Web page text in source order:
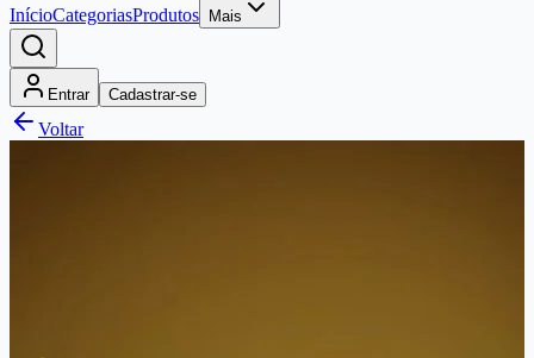
InícioCategoriasProdutos Mais
Entrar Cadastrar-se
Voltar